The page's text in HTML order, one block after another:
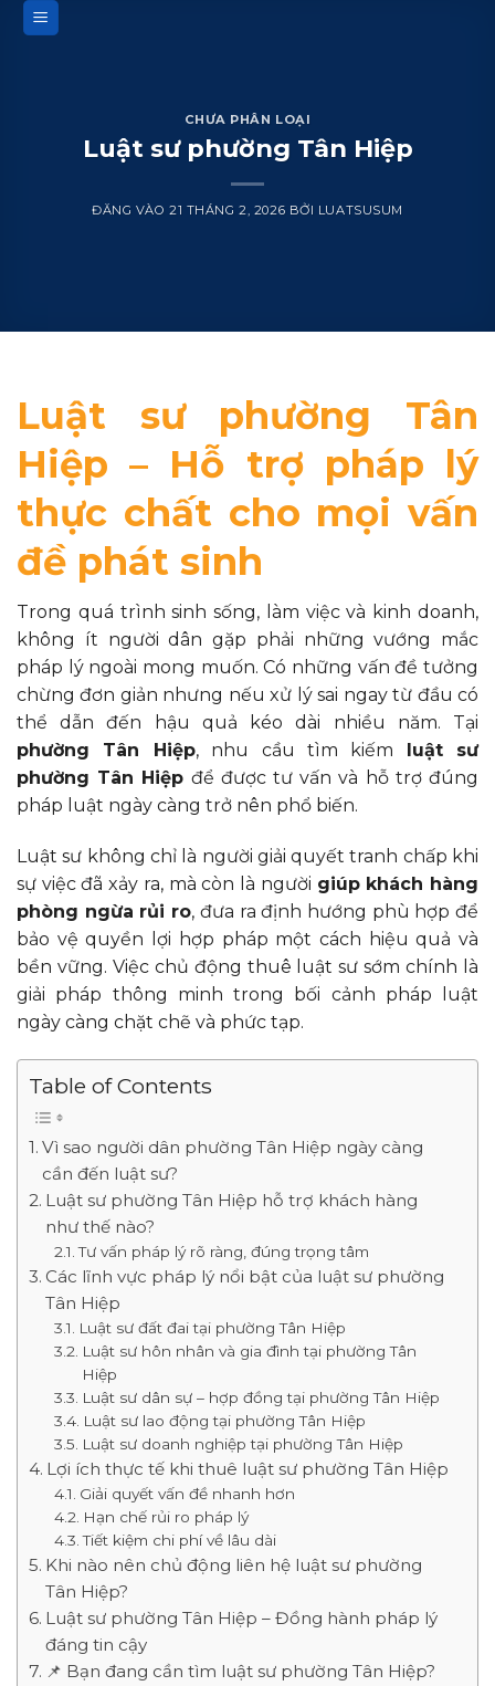
qua
CHƯA PHÂN LOẠI
Luật sư phường Tân Hiệp
ĐĂNG VÀO21 THÁNG 2, 2026 BỞI LUATSUSUM
Luật sư phường Tân
Hiệp – Hỗ trợ pháp lý
thực chất cho mọi vấn
đề phát sinh
Trong quá trình sinh sống, làm việc và kinh doanh,
không ít người dân gặp phải những vướng mắc
pháp lý ngoài mong muốn. Có những vấn đề tưởng
chừng đơn giản nhưng nếu xử lý sai ngay từ đầu có
thể dẫn đến hậu quả kéo dài nhiều năm. Tại
phường Tân Hiệp, nhu cầu tìm kiếm
luật sư
phường Tân Hiệp để được tư vấn và hỗ trợ đúng
pháp luật ngày càng trở nên phổ biến.
Luật sư không chỉ là người giải quyết tranh chấp khi
sự việc đã xảy ra, mà còn là người giúp khách hàng
phòng ngừa rủi ro, đưa ra định hướng phù hợp để
bảo vệ quyền lợi hợp pháp một cách hiệu quả và
bền vững. Việc chủ động thuê luật sư sớm chính là
giải pháp thông minh trong bối cảnh pháp luật
ngày càng chặt chẽ và phức tạp.
Table of Contents
Vì sao người dân phường Tân Hiệp ngày càng
cần đến luật sư?
Luật sư phường Tân Hiệp hỗ trợ khách hàng
như thế nào?
Tư vấn pháp lý rõ ràng, đúng trọng tâm
Các lĩnh vực pháp lý nổi bật của luật sư phường
Tân Hiệp
Luật sư đất đai tại phường Tân Hiệp
Luật sư hôn nhân và gia đình tại phường Tân
Hiệp
Luật sư dân sự – hợp đồng tại phường Tân Hiệp
Luật sư lao động tại phường Tân Hiệp
Luật sư doanh nghiệp tại phường Tân Hiệp
Lợi ích thực tế khi thuê luật sư phường Tân Hiệp
Giải quyết vấn đề nhanh hơn
Hạn chế rủi ro pháp lý
Tiết kiệm chi phí về lâu dài
Khi nào nên chủ động liên hệ luật sư phường
Tân Hiệp?
Luật sư phường Tân Hiệp – Đồng hành pháp lý
đáng tin cậy
📌 Bạn đang cần tìm luật sư phường Tân Hiệp?